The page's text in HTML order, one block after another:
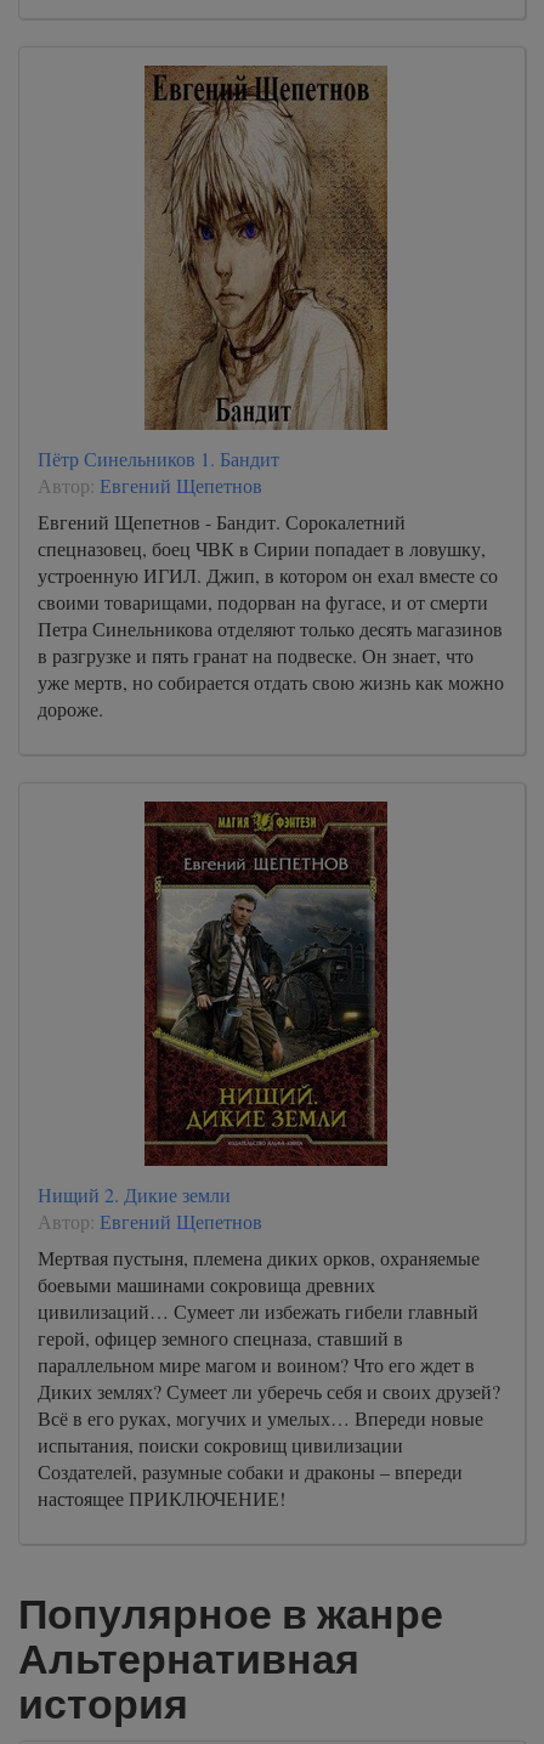
Пётр Синельников 1. Бандит
Автор: Евгений Щепетнов
Евгений Щепетнов - Бандит. Сорокалетний
спецназовец, боец ЧВК в Сирии попадает в ловушку,
устроенную ИГИЛ. Джип, в котором он ехал вместе со
своими товарищами, подорван на фугасе, и от смерти
Петра Синельникова отделяют только десять магазинов
в разгрузке и пять гранат на подвеске. Он знает, что
уже мертв, но собирается отдать свою жизнь как можно
дороже.
Нищий 2. Дикие земли
Автор: Евгений Щепетнов
Мертвая пустыня, племена диких орков, охраняемые
боевыми машинами сокровища древних
цивилизаций… Сумеет ли избежать гибели главный
герой, офицер земного спецназа, ставший в
параллельном мире магом и воином? Что его ждет в
Диких землях? Сумеет ли уберечь себя и своих друзей?
Всё в его руках, могучих и умелых… Впереди новые
испытания, поиски сокровищ цивилизации
Создателей, разумные собаки и драконы – впереди
настоящее ПРИКЛЮЧЕНИЕ!
Популярное в жанре
Альтернативная
история